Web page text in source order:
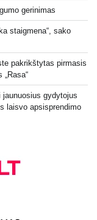
gerinimas
staigmena“, sako
pakrikštytas pirmasis
jaunuosius gydytojus
laisvo apsisprendimo